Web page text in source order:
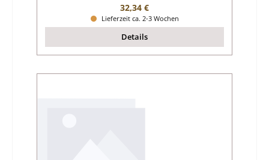
Regulärer Preis:
32,34 €
Lieferzeit ca. 2-3 Wochen
Details